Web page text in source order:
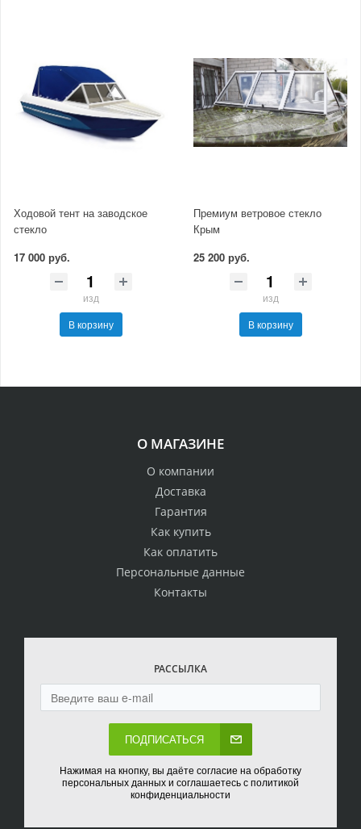
Ходовой тент на заводское
стекло
17 000 руб.
изд
В корзину
Премиум ветровое стекло
Крым
25 200 руб.
изд
В корзину
О МАГАЗИНЕ
О компании
Доставка
Гарантия
Как купить
Как оплатить
Персональные данные
Контакты
РАССЫЛКА
ПОДПИСАТЬСЯ
Нажимая на кнопку, вы даёте согласие на обработку
персональных данных и соглашаетесь с политикой
конфиденциальности